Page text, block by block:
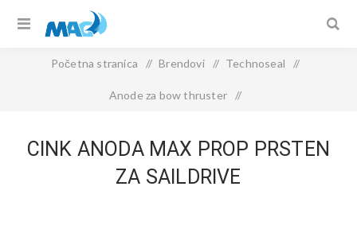
Početna stranica / Brendovi / Technoseal /
Anode za bow thruster /
CINK ANODA MAX PROP PRSTEN
ZA SAILDRIVE